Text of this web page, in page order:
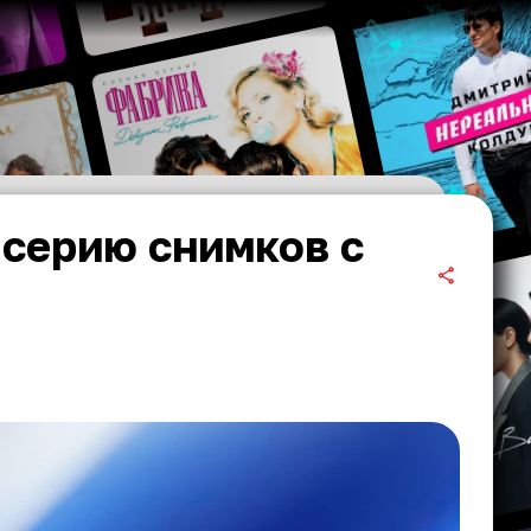
снимков с